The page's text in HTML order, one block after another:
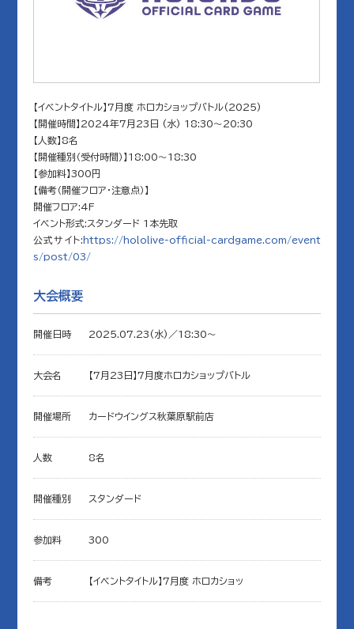
【イベントタイトル】7月度 ホロカショップバトル(2025)
【開催時間】2024年7月23日 (水) 18:30～20:30
【人数】8名
【開催種別（受付時間）】18:00～18:30
【参加料】300円
【備考（開催フロア・注意点）】
開催フロア:4F
イベント形式:スタンダード 1本先取
公式サイト: https://hololive-official-cardgame.com/event
s/post/03/
大会概要
開催日時 2025.07.23(水)／18:30〜
大会名 【7月23日】7月度ホロカショップバトル
開催場所 カードウイングス秋葉原駅前店
人数 8名
開催種別 スタンダード
参加料 300
備考 【イベントタイトル】7月度 ホロカショッ